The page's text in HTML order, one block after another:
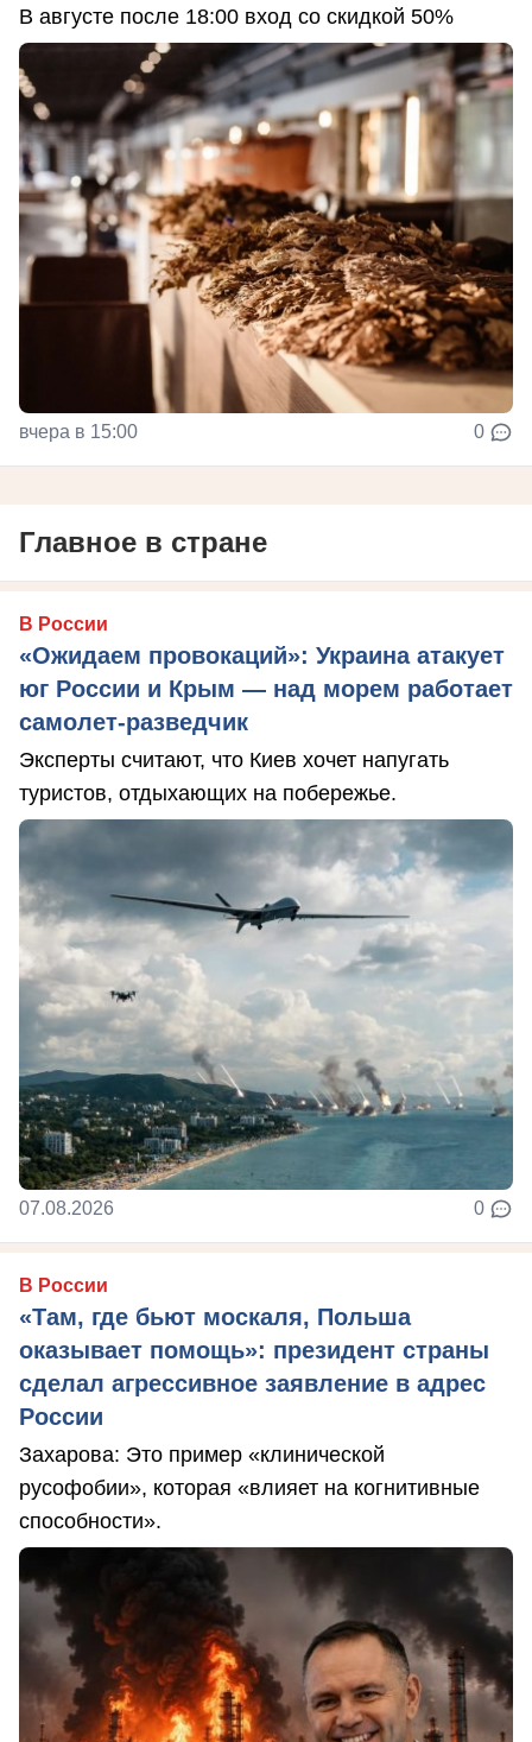
В августе после 18:00 вход со скидкой 50%
вчера в 15:00 0
Главное в стране
В России
«Ожидаем провокаций»: Украина атакует
юг России и Крым — над морем работает
самолет-разведчик
Эксперты считают, что Киев хочет напугать
туристов, отдыхающих на побережье.
07.08.2026 0
В России
«Там, где бьют москаля, Польша
оказывает помощь»: президент страны
сделал агрессивное заявление в адрес
России
Захарова: Это пример «клинической
русофобии», которая «влияет на когнитивные
способности».